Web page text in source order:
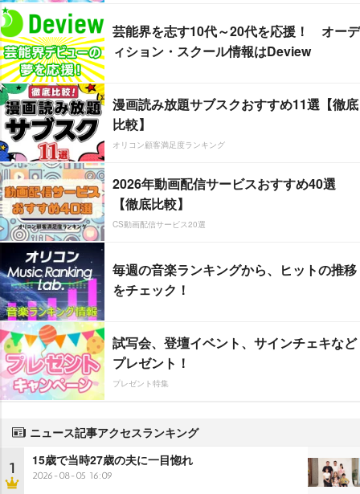
芸能界を志す10代～20代を応援！ オーデ
ィション・スクール情報はDeview
漫画読み放題サブスクおすすめ11選【徹底
比較】
オリコン顧客満足度ランキング
2026年動画配信サービスおすすめ40選
【徹底比較】
CS動画配信サービス20選
毎週の音楽ランキングから、ヒットの推移
をチェック！
試写会、登壇イベント、サインチェキなど
プレゼント！
プレゼント特集
ニュース記事アクセスランキング
1 15歳で当時27歳の夫に一目惚れ
2026-08-05 16:09